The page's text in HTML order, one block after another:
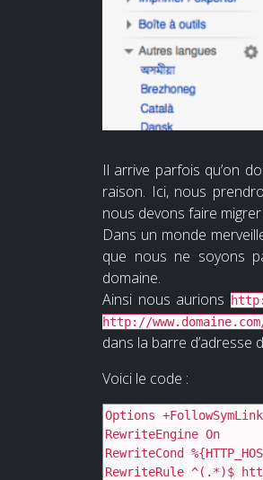
Il arrive parfois qu’on
raison. Ici, nous
nous devons faire
Dans un monde
que nous ne soyons
domaine.
Ainsi nous aurions
http://
dans la barre d’adresse
Voici le code :
Options
RewriteEngine On
RewriteCond
RewriteRule ^(.*)$